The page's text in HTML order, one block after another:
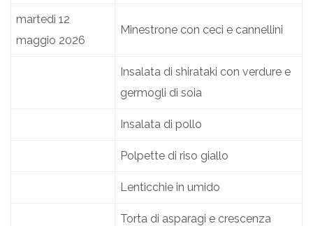
martedì 12
maggio 2026
Minestrone con ceci e cannellini
Insalata di shirataki con verdure e
germogli di soia
Insalata di pollo
Polpette di riso giallo
Lenticchie in umido
Torta di asparagi e crescenza